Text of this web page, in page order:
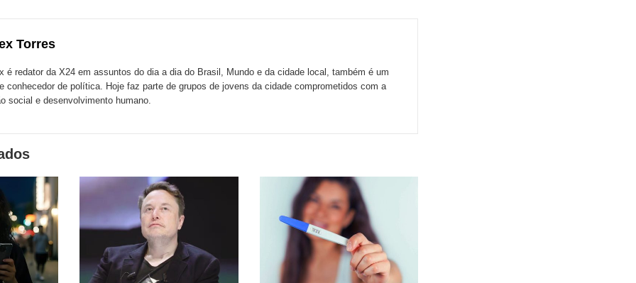
Torres
é redator da X24 em assuntos do dia a dia do Brasil, Mundo e da cidade local, também é um
conhecedor de política. Hoje faz parte de grupos de jovens da cidade comprometidos com a
social e desenvolvimento humano.